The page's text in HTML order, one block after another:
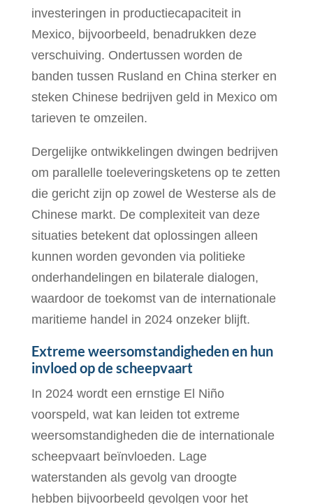
investeringen in productiecapaciteit in
Mexico, bijvoorbeeld, benadrukken deze
verschuiving. Ondertussen worden de
banden tussen Rusland en China sterker en
steken Chinese bedrijven geld in Mexico om
tarieven te omzeilen.
Dergelijke ontwikkelingen dwingen bedrijven
om parallelle toeleveringsketens op te zetten
die gericht zijn op zowel de Westerse als de
Chinese markt. De complexiteit van deze
situaties betekent dat oplossingen alleen
kunnen worden gevonden via politieke
onderhandelingen en bilaterale dialogen,
waardoor de toekomst van de internationale
maritieme handel in 2024 onzeker blijft.
Extreme weersomstandigheden en hun
invloed op de scheepvaart
In 2024 wordt een ernstige El Niño
voorspeld, wat kan leiden tot extreme
weersomstandigheden die de internationale
scheepvaart beïnvloeden. Lage
waterstanden als gevolg van droogte
hebben bijvoorbeeld gevolgen voor het